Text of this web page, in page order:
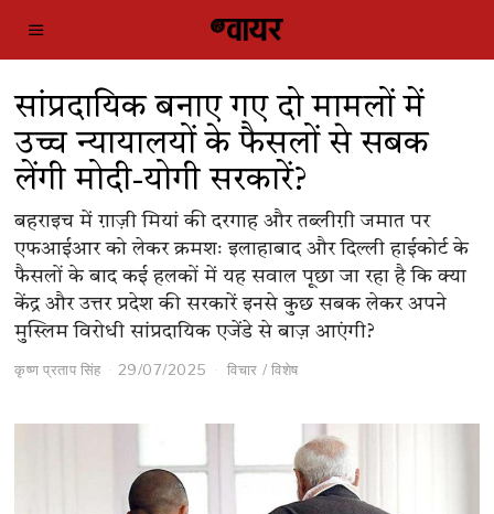
सांप्रदायिक बनाए गए दो मामलों में
उच्च न्यायालयों के फैसलों से सबक
लेंगी मोदी-योगी सरकारें?
बहराइच में ग़ाज़ी मियां की दरगाह और तब्लीग़ी जमात पर
एफआईआर को लेकर क्रमशः इलाहाबाद और दिल्ली हाईकोर्ट के
फैसलों के बाद कई हलकों में यह सवाल पूछा जा रहा है कि क्या
केंद्र और उत्तर प्रदेश की सरकारें इनसे कुछ सबक लेकर अपने
मुस्लिम विरोधी सांप्रदायिक एजेंडे से बाज़ आएंगी?
कृष्ण प्रताप सिंह 29/07/2025 विचार / विशेष